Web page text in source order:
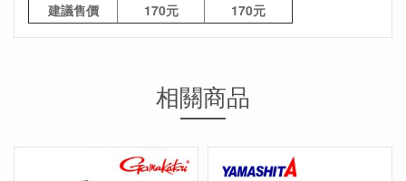
建議售價
170元 170元
相關商品